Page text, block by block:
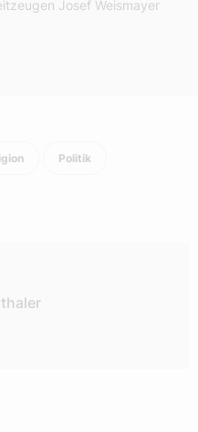
Josef Weismayer
Politik